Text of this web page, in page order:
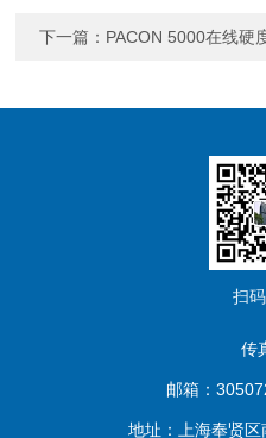
下一篇： PACON 5000在线硬
扫
传
邮箱：
地址：上海奉贤